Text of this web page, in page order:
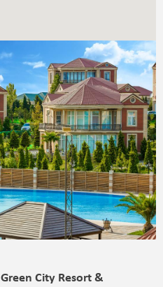
Green City Resort &